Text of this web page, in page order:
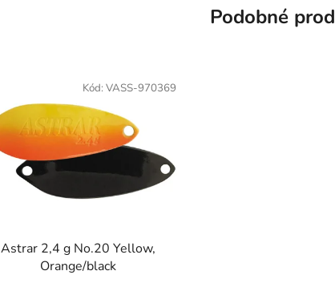
Podobné
Astrar 2,4 g No.20 Yellow,
Orange/black
Kód: VASS-970369